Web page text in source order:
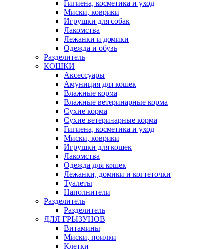
Гигиена, косметика и уход
Миски, коврики
Игрушки для собак
Лакомства
Лежанки и домики
Одежда и обувь
Разделитель
КОШКИ
Аксессуары
Амуниция для кошек
Влажные корма
Влажные ветеринарные корма
Сухие корма
Сухие ветеринарные корма
Гигиена, косметика и уход
Миски, коврики
Игрушки для кошек
Лакомства
Одежда для кошек
Лежанки, домики и когтеточки
Туалеты
Наполнители
Pазделитель
Разделитель
ДЛЯ ГРЫЗУНОВ
Витамины
Миски, поилки
Клетки